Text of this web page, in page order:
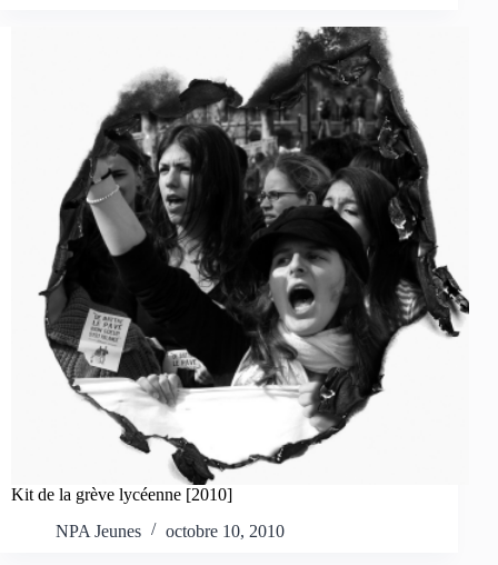
Kit de la grève lycéenne [2010]
NPA Jeunes
octobre 10, 2010